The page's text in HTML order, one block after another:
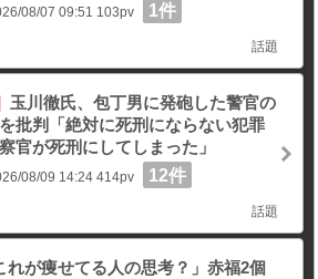
08/07 09:51 103pv 1件
話題
玉川徹氏、包丁男に発砲した警官の
批判「絶対に死刑にならない犯罪
官が死刑にしてしまった」
08/09 14:24 414pv 12件
話題
れが痩せてる人の思考？」赤福2個